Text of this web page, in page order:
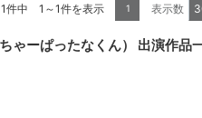
1件中 1～1件を表示 1 表示数
ゃーぱったなくん） 出演作品